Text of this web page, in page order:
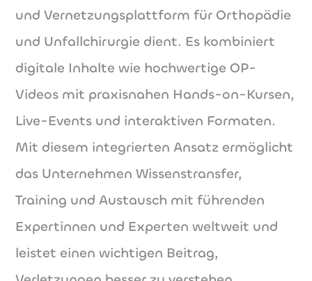
und Vernetzungsplattform für Orthopädie
und Unfallchirurgie dient. Es kombiniert
digitale Inhalte wie hochwertige OP-
Videos mit praxisnahen Hands-on-Kursen,
Live-Events und interaktiven Formaten.
Mit diesem integrierten Ansatz ermöglicht
das Unternehmen Wissenstransfer,
Training und Austausch mit führenden
Expertinnen und Experten weltweit und
leistet einen wichtigen Beitrag,